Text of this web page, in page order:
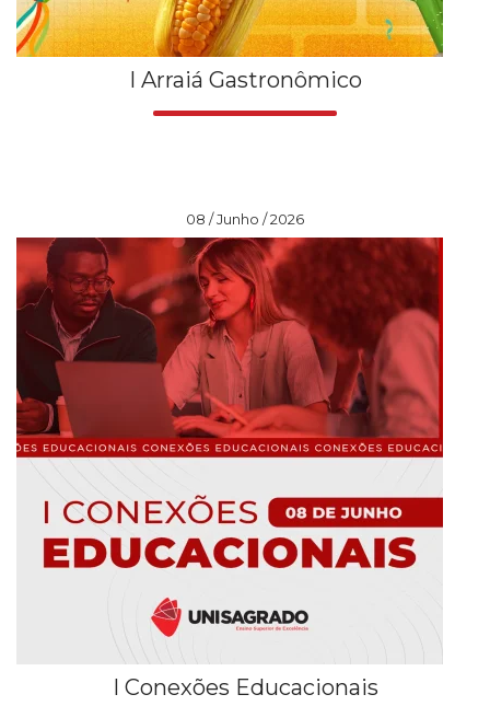
I Arraiá Gastronômico
08 / Junho / 2026
I Conexões Educacionais